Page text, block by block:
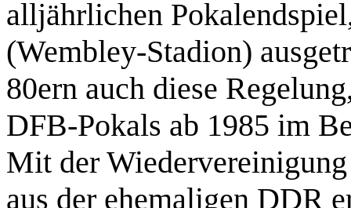
alljährlichen
(Wembley-Stadion)
80ern auch diese
DFB-Pokals ab 1985 im
Mit der
aus der ehemaligen DDR